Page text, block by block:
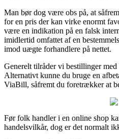
Man bør dog være obs på, at
for en pris der kan virke enormt
være en indikation på en falsk
imidlertid omfattet af en
imod uægte forhandlere på nettet.
Generelt tilråder vi bestillinger
Alternativt kunne du bruge en
ViaBill, såfremt du foretrækker at
Før folk handler i en online shop
handelsvilkår, dog er det normalt